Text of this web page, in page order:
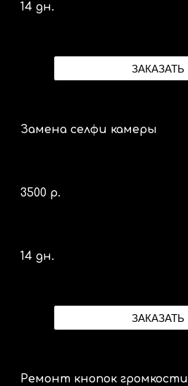
14 дн.
ЗАКАЗАТЬ
Замена селфи камеры
3500 р.
14 дн.
ЗАКАЗАТЬ
Ремонт кнопок громкости